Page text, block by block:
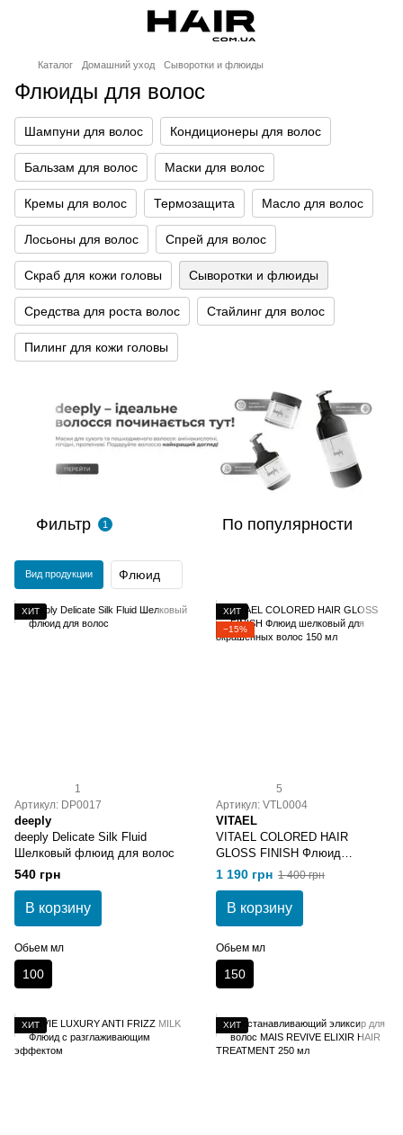
Каталог Домашний уход Сыворотки и флюиды
Флюиды для волос
Шампуни для волос Кондиционеры для волос
Бальзам для волос Маски для волос
Кремы для волос Термозащита Масло для волос
Лосьоны для волос Спрей для волос
Скраб для кожи головы Сыворотки и флюиды
Средства для роста волос Стайлинг для волос
Пилинг для кожи головы
Фильтр 1 По популярности
Вид продукции Флюид
ХИТ
1
Артикул: DP0017
deeply
deeply Delicate Silk Fluid
Шелковый флюид для волос
540 грн
В корзину
Обьем мл
100
ХИТ
−15%
5
Артикул: VTL0004
VITAEL
VITAEL COLORED HAIR
GLOSS FINISH Флюид
шелковый для окрашенных
волос 150 мл
1 190 грн 1 400 грн
В корзину
Обьем мл
150
ХИТ ХИТ